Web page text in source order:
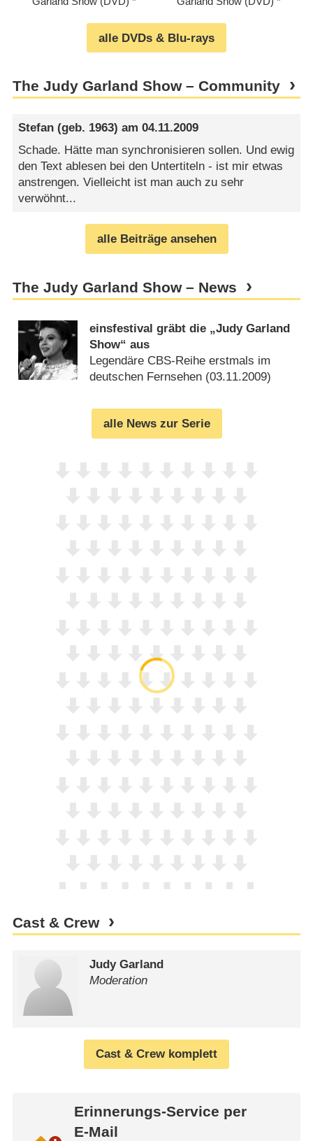
alle DVDs & Blu-rays
The Judy Garland Show – Community
Stefan (geb. 1963) am04.11.2009
Schade. Hätte man synchronisieren sollen. Und ewig
den Text ablesen bei den Untertiteln - ist mir etwas
anstrengen. Vielleicht ist man auch zu sehr
verwöhnt...
alle Beiträge ansehen
The Judy Garland Show – News
einsfestival gräbt die „Judy Garland
Show“ aus
Legendäre CBS-Reihe erstmals im
deutschen Fernsehen (03.11.2009)
alle News zur Serie
Cast & Crew
Judy Garland
Moderation
Cast & Crew komplett
Erinnerungs-Service per
E-Mail